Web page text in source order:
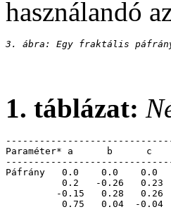
használandó
3. ábra: Egy fraktális
1. táblázat:
Paraméter* a      b
Páfrány   0.0    0.0    0.0
0.2   -0.26   0.23
-0.15   0.28   0.26
0.75   0.04  -0.04